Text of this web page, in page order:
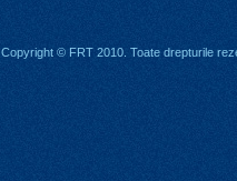
Copyright © FRT 2010. Toate drepturile